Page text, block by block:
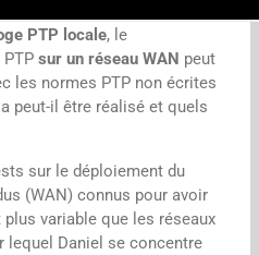
ST 2110. Dans le cas
PTP locale, le
sur un réseau WAN peut
les normes PTP non écrites
peut-il être réalisé et quels
sur le déploiement du
(WAN) connus pour avoir
variable que les réseaux
lequel Daniel se concentre